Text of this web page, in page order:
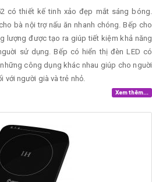
có thiết kế tinh xảo đẹp mắt sáng bóng.
bà nội trợ nấu ăn nhanh chóng. Bếp cho
lượng được tạo ra giúp tiết kiệm khả năng
sử dụng. Bếp có hiển thị đèn LED có
công dụng khác nhau giúp cho nguời
với người già và trẻ nhỏ.
Xem thêm...